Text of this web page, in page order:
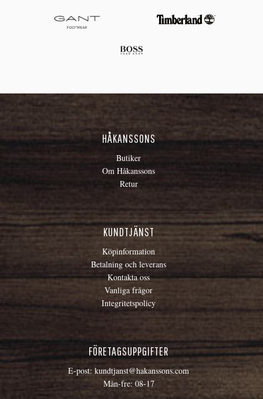
HÅKANSSONS
Butiker
Om Håkanssons
Retur
KUNDTJÄNST
Köpinformation
Betalning och leverans
Kontakta oss
Vanliga frågor
Integritetspolicy
FÖRETAGSUPPGIFTER
E-post: kundtjanst@hakanssons.com
Mån-fre: 08-17